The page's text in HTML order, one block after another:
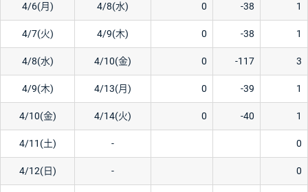
4/6(月) 4/8(水) 0 -38 1
4/7(火) 4/9(木) 0 -38 1
4/8(水) 4/10(金) 0 -117 3
4/9(木) 4/13(月) 0 -39 1
4/10(金) 4/14(火) 0 -40 1
4/11(土) - 0
4/12(日) - 0